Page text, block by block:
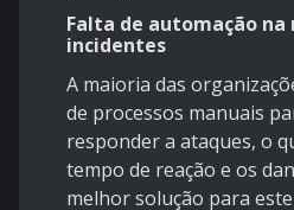
Falta de automação na
incidentes
A maioria das
de processos manuais
responder a ataques, o
tempo de reação e os
melhor solução para